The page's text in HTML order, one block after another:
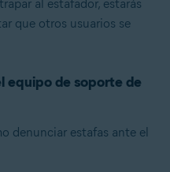
al estafador, estarás
que otros usuarios se
equipo de soporte de
denunciar estafas ante el